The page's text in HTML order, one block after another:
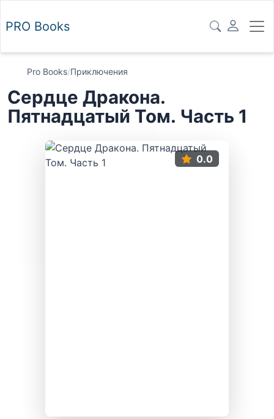
PRO Books
Pro Books/Приключения
Сердце Дракона.
Пятнадцатый Том. Часть 1
0.0